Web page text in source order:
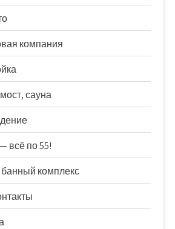
компания
сауна
всё по 55!
комплекс